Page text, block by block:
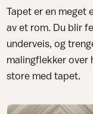
Tapet er en meget
av et rom. Du blir
underveis, og
malingflekker over
store med tapet.